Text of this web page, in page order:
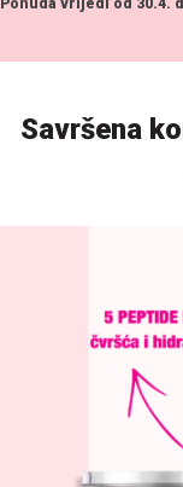
Savršena